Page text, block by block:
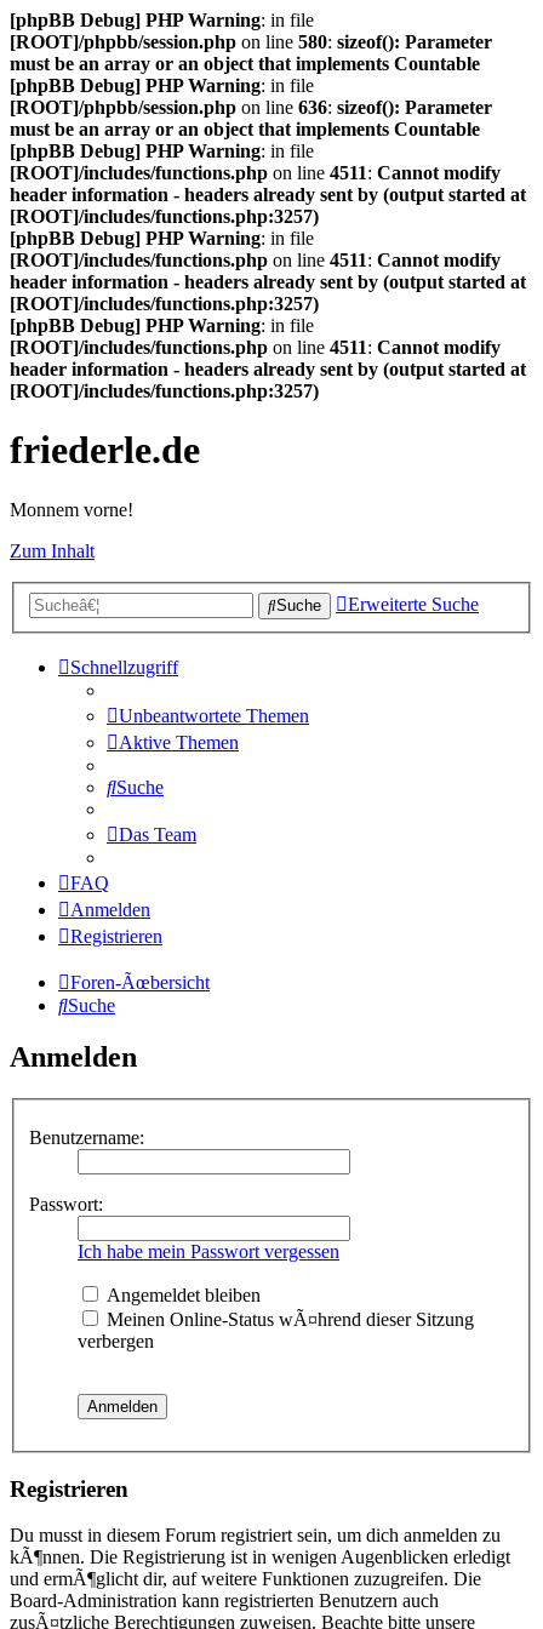
[phpBB Debug] PHP Warning: in file
[ROOT]/phpbb/session.php on line 580: sizeof(): Parameter
must be an array or an object that implements Countable
[phpBB Debug] PHP Warning: in file
[ROOT]/phpbb/session.php on line 636: sizeof(): Parameter
must be an array or an object that implements Countable
[phpBB Debug] PHP Warning: in file
[ROOT]/includes/functions.php on line 4511: Cannot modify
header information - headers already sent by (output started at
[ROOT]/includes/functions.php:3257)
[phpBB Debug] PHP Warning: in file
[ROOT]/includes/functions.php on line 4511: Cannot modify
header information - headers already sent by (output started at
[ROOT]/includes/functions.php:3257)
[phpBB Debug] PHP Warning: in file
[ROOT]/includes/functions.php on line 4511: Cannot modify
header information - headers already sent by (output started at
[ROOT]/includes/functions.php:3257)
friederle.de
Monnem vorne!
Zum Inhalt
Suche Erweiterte Suche
Schnellzugriff
Unbeantwortete Themen
Aktive Themen
Suche
Das Team
FAQ
Anmelden
Registrieren
Foren-Ãœbersicht
Suche
Anmelden
Benutzername:
Passwort:
Ich habe mein Passwort vergessen
Angemeldet bleiben
Meinen Online-Status wÃ¤hrend dieser Sitzung
verbergen
Registrieren
Du musst in diesem Forum registriert sein, um dich anmelden zu
kÃ¶nnen. Die Registrierung ist in wenigen Augenblicken erledigt
und ermÃ¶glicht dir, auf weitere Funktionen zuzugreifen. Die
Board-Administration kann registrierten Benutzern auch
zusÃ¤tzliche Berechtigungen zuweisen. Beachte bitte unsere